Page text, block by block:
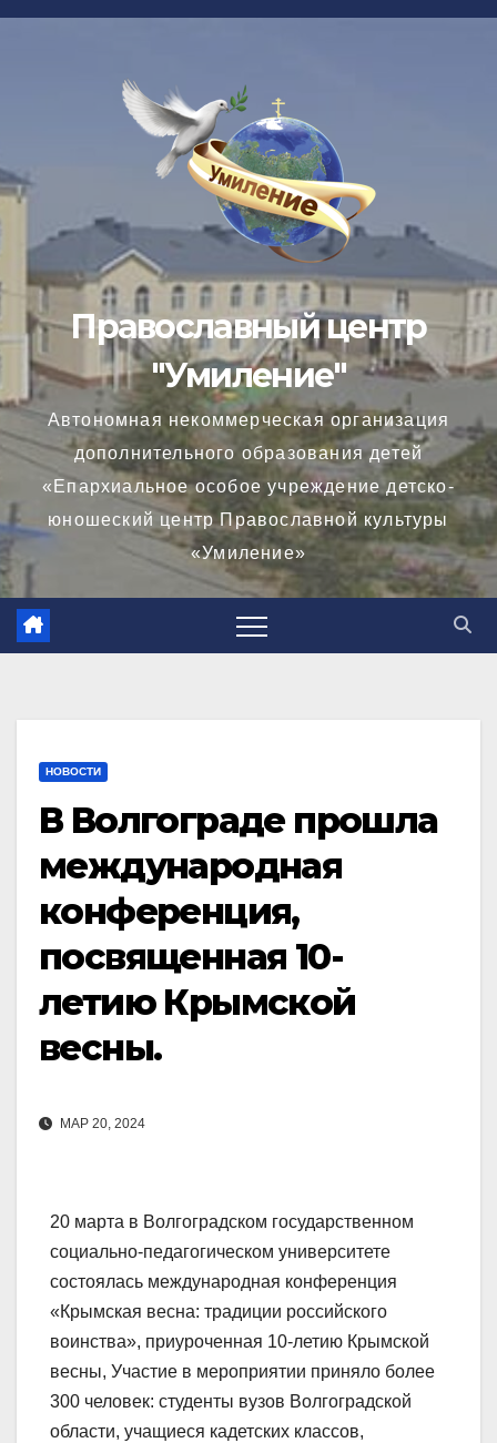
Перейти
Православный центр
"Умиление"
Автономная некоммерческая организация
дополнительного образования детей
«Епархиальное особое учреждение детско-
юношеский центр Православной культуры
«Умиление»
НОВОСТИ
В Волгограде прошла
международная
конференция,
посвященная 10-
летию Крымской
весны.
МАР 20, 2024
20 марта в Волгоградском государственном
социально-педагогическом университете
состоялась международная конференция
«Крымская весна: традиции российского
воинства», приуроченная 10-летию Крымской
весны, Участие в мероприятии приняло более
300 человек: студенты вузов Волгоградской
области, учащиеся кадетских классов,